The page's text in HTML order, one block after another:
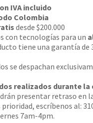
IVA incluido
Colombia
desde $200.000
con tecnologías para un
tiene una garantía de
se despachan
realizados durante la
presentar retraso en
escríbenos al:
7am-4pm.